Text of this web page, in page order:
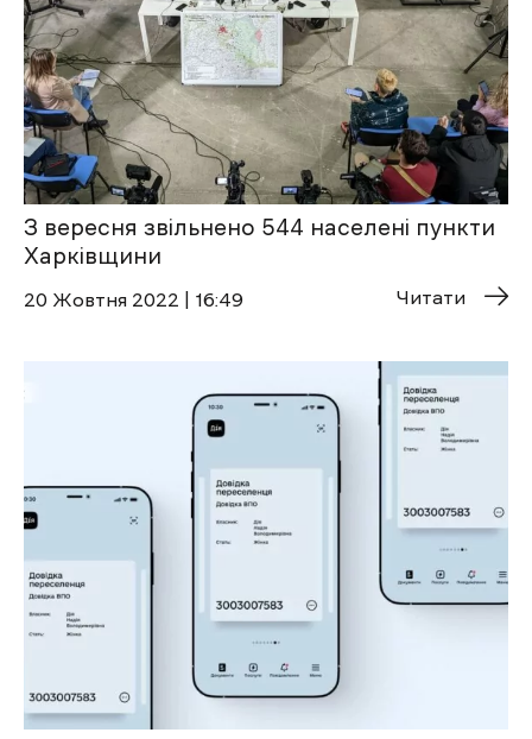
З вересня звільнено 544 населені пункти
Харківщини
20 Жовтня 2022 | 16:49 Читати